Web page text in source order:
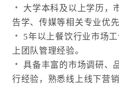
﹡ 大学本科及以上学历，
告学、传媒等相关专业优先
﹡ 5年以上餐饮行业市场
上团队管理经验。
﹡ 具备丰富的市场调研、
行经验，熟悉线上线下营